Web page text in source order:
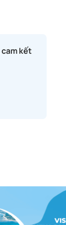
cam kết